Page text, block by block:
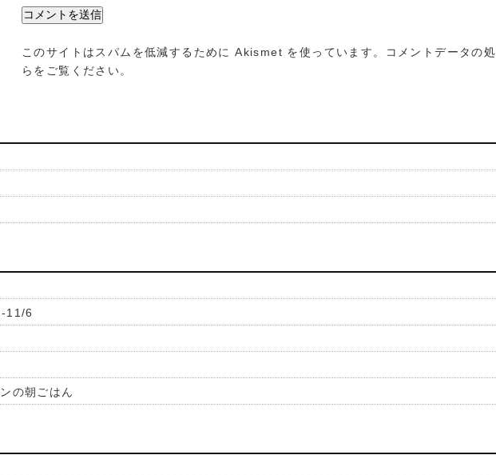
このサイトはスパムを低減するために Akismet を使っています。
コメントデータの
らをご覧ください。
11/6
の朝ごはん